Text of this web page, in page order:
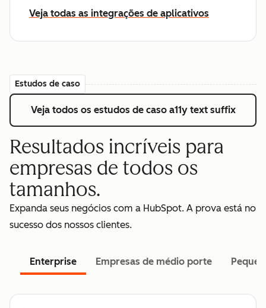
Veja todas as integrações de aplicativos
Estudos de caso
Veja todos os estudos de caso a11y text suffix
Resultados incríveis para
empresas de todos os
tamanhos.
Expanda seus negócios com a HubSpot. A prova está no
sucesso dos nossos clientes.
Enterprise Empresas de médio porte